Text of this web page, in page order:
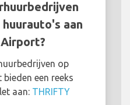
aan
op
een reeks
aan: THRIFTY